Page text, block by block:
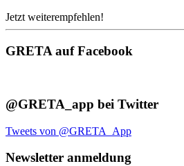
Jetzt weiterempfehlen!
GRETA auf Facebook
@GRETA_app bei Twitter
Tweets von @GRETA_App
Newsletter anmeldung